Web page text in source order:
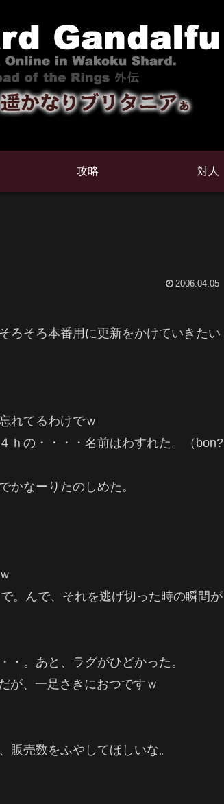
攻略 対人
2006.04.05
ろそろ本番用に更新をかけていきたい
れてるわけでｗ
ｈの・・・・名前はわすれた。（bon?
かなーりたのしめた。
ｗ
。んで、それを逃げ切った時の瞬間が
・。あと、ラグがひどかった。
が、一足さきにおつですｗ
売数をふやしてほしいな。